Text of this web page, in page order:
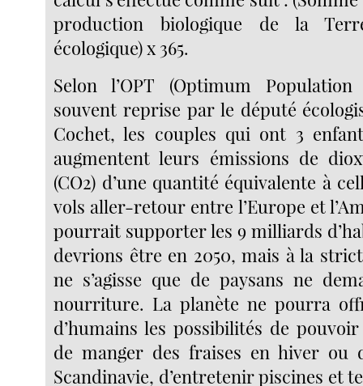
production biologique de la
écologique) x 365.
Selon l’OPT (Optimum
souvent reprise par le député
Cochet, les couples qui ont 3
augmentent leurs émissions de
(CO2) d’une quantité équivalente à
vols aller-retour entre l’Europe et
pourrait supporter les 9 milliards
devrions être en 2050, mais à la
ne s’agisse que de paysans ne
nourriture. La planète ne pourra
d’humains les possibilités de
de manger des fraises en hiver ou
Scandinavie, d’entretenir piscines et